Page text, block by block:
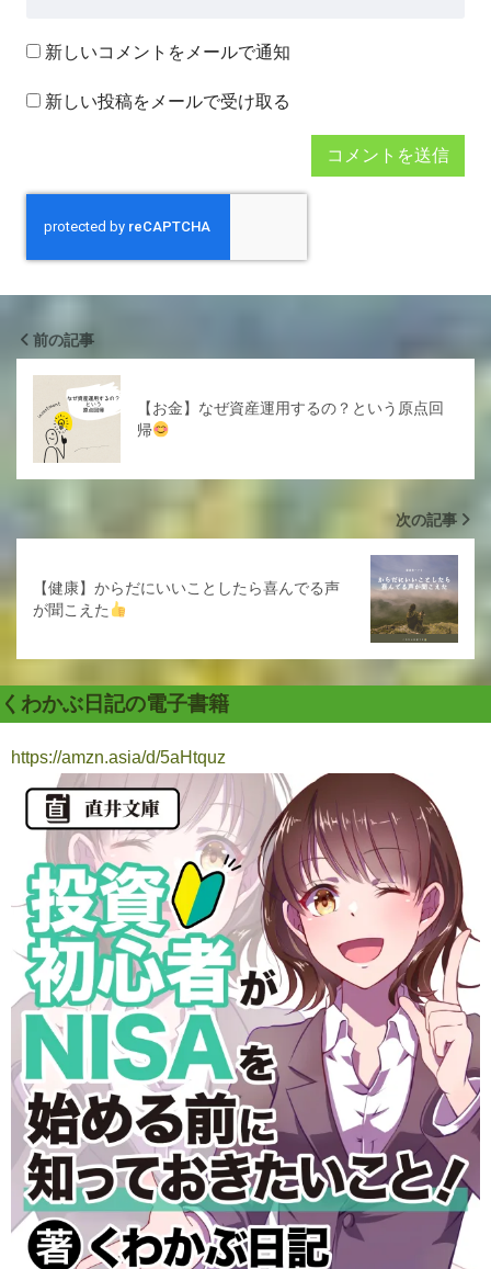
新しいコメントをメールで通知
新しい投稿をメールで受け取る
前の記事
【お金】なぜ資産運用するの？という原点回
帰
次の記事
【健康】からだにいいことしたら喜んでる声
が聞こえた
くわかぶ日記の電子書籍
https://amzn.asia/d/5aHtquz